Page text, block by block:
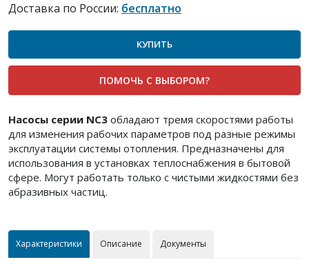
Доставка по России: бесплатно
КУПИТЬ
ПОМОЧЬ С ВЫБОРОМ?
Насосы серии NC3 обладают тремя скоростями работы
для изменения рабочих параметров под разные режимы
эксплуатации системы отопления. Предназначены для
использования в установках теплоснабжения в бытовой
сфере. Могут работать только с чистыми жидкостями без
абразивных частиц.
Характеристики Описание Документы